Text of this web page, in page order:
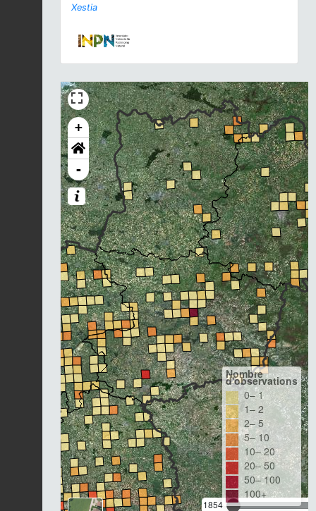
Xestia
+
-
1854
Nombre
d'observations
0– 1
1– 2
2– 5
5– 10
10– 20
20– 50
50– 100
100+